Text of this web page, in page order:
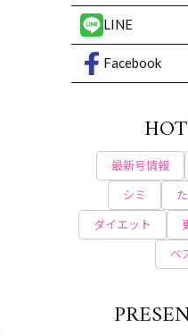
LINE
Facebook
最新号情報
シミ
ダイエット
ベ